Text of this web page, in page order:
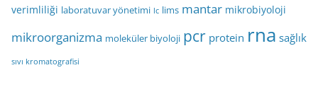
verimliliği laboratuvar yönetimi lc lims mantar mikrobiyoloji
mikroorganizma moleküler biyoloji pcr protein rna sağlık
sıvı kromatografisi